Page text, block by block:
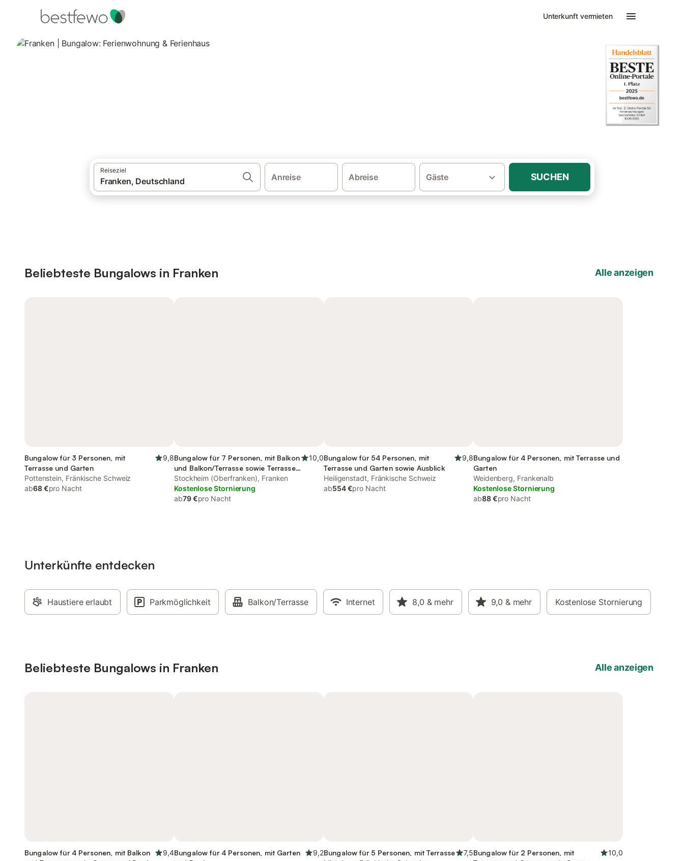
Unterkunft vermieten
Reiseziel
Anreise Abreise Gäste SUCHEN
Beliebteste Bungalows in Franken Alle anzeigen
Bungalow für 3 Personen, mit
Terrasse und Garten
9,8
Pottenstein, Fränkische Schweiz
ab68 €pro Nacht
Bungalow für 7 Personen, mit Balkon
und Balkon/Terrasse sowie Terrasse
und Garten
10,0
Stockheim (Oberfranken), Franken
Kostenlose Stornierung
ab79 €pro Nacht
Bungalow für 54 Personen, mit
Terrasse und Garten sowie Ausblick
9,8
Heiligenstadt, Fränkische Schweiz
ab554 €pro Nacht
Bungalow für 4 Personen, mit Terrasse und
Garten
Weidenberg, Frankenalb
Kostenlose Stornierung
ab88 €pro Nacht
Unterkünfte entdecken
Haustiere erlaubt Parkmöglichkeit Balkon/Terrasse Internet 8,0 & mehr 9,0 & mehr Kostenlose Stornierung
Beliebteste Bungalows in Franken Alle anzeigen
Bungalow für 4 Personen, mit Balkon
9,4Bungalow für 4 Personen, mit Garten
9,2Bungalow für 5 Personen, mit Terrasse
7,5Bungalow für 2 Personen, mit
10,0